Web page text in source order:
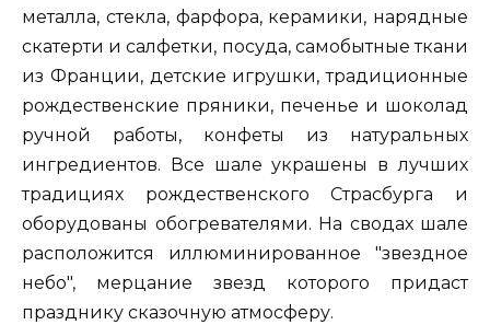
металла, стекла, фарфора, керамики, нарядные
скатерти и салфетки, посуда, самобытные ткани
из Франции, детские игрушки, традиционные
рождественские пряники, печенье и шоколад
ручной работы, конфеты из натуральных
ингредиентов. Все шале украшены в лучших
традициях рождественского Страсбурга и
оборудованы обогревателями. На сводах шале
расположится иллюминированное "звездное
небо", мерцание звезд которого придаст
празднику сказочную атмосферу.